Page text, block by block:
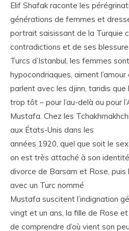
Elif Shafak raconte les
générations de femmes et
portrait saisissant de la Turquie
contradictions et de ses
Turcs d’Istanbul, les femmes
hypocondriaques, aiment l’amour
parlent avec les djinn, tandis que
trop tôt – pour l’au-delà ou pour
Mustafa. Chez les
aux États-Unis dans les
années 1920, quel que soit le
on est très attaché à son
divorce de Barsam et Rose, puis
avec un Turc nommé
Mustafa suscitent l’indignation
vingt et un ans, la fille de Rose
de comprendre d’où vient son